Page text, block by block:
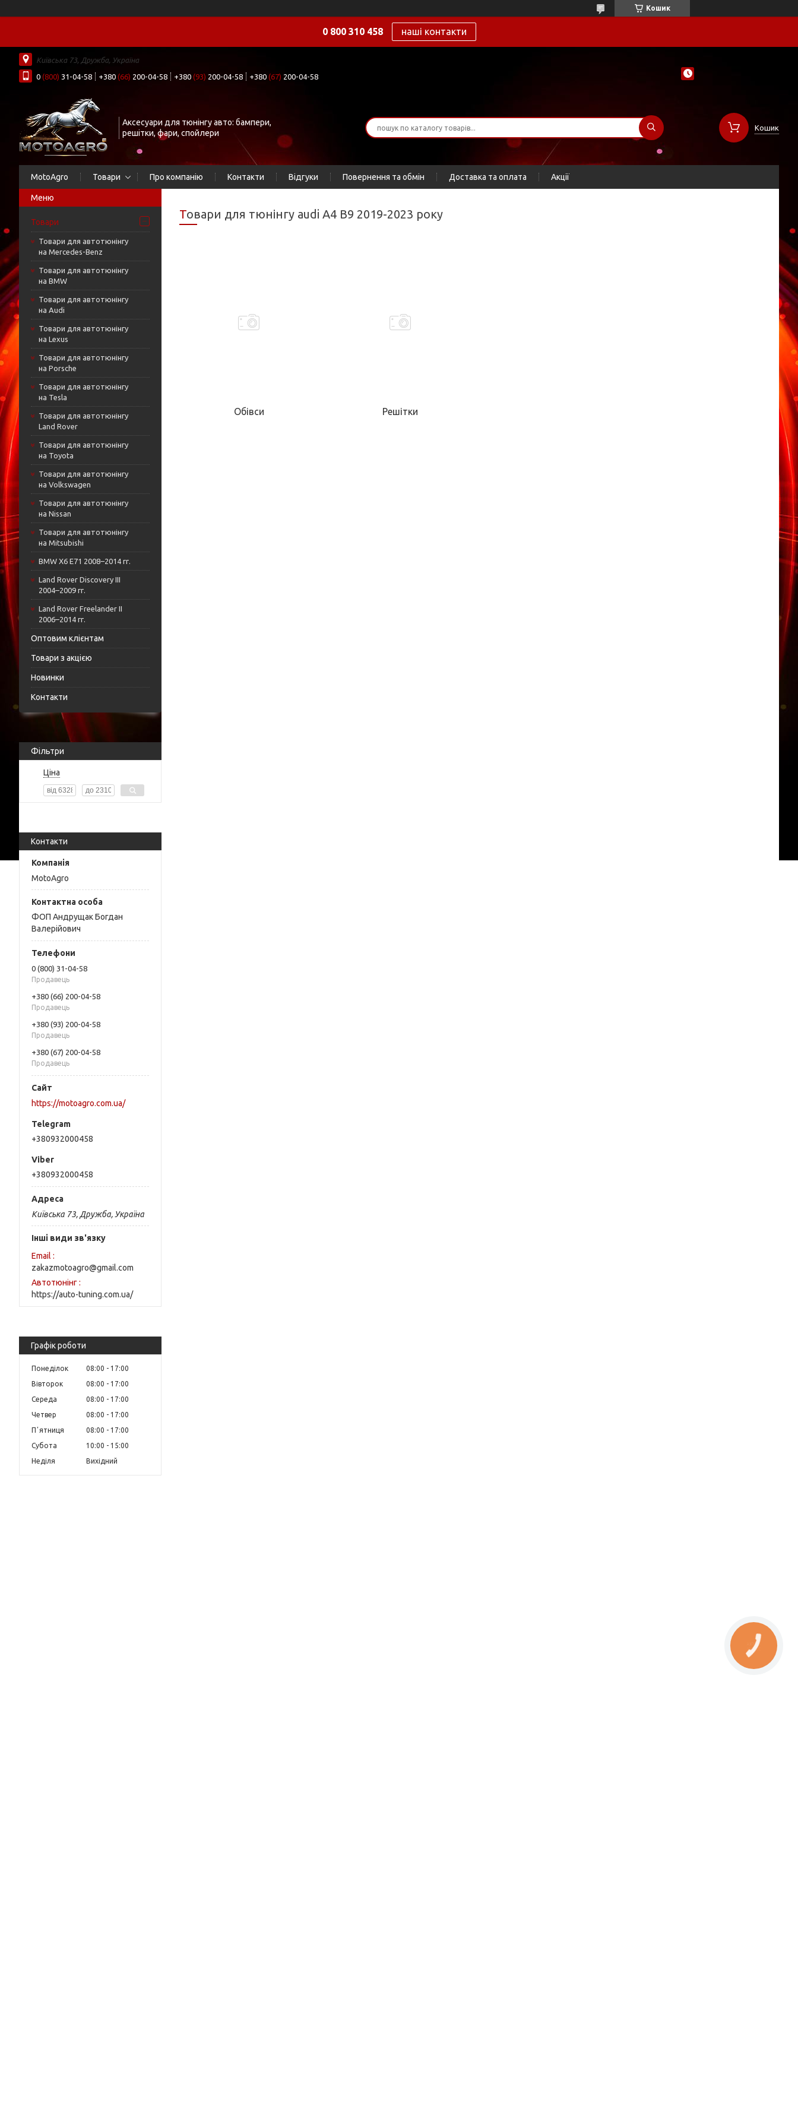
Кошик
0 800 310 458 наші контакти
Київська 73, Дружба, Україна
0 (800) 31-04-58 +380 (66) 200-04-58 +380 (93) 200-04-58 +380 (67) 200-04-58
Аксесуари для тюнінгу авто: бампери,
решітки, фари, спойлери
Кошик
MotoAgro Товари Про компанію Контакти Відгуки Повернення та обмін Доставка та оплата Акції
Товари
Товари для автотюнінгу
на Mercedes-Benz
Товари для автотюнінгу
на BMW
Товари для автотюнінгу
на Audi
Товари для автотюнінгу
на Lexus
Товари для автотюнінгу
на Porsche
Товари для автотюнінгу
на Tesla
Товари для автотюнінгу
Land Rover
Товари для автотюнінгу
на Toyota
Товари для автотюнінгу
на Volkswagen
Товари для автотюнінгу
на Nissan
Товари для автотюнінгу
на Mitsubishi
BMW X6 E71 2008–2014 гг.
Land Rover Discovery III
2004–2009 гг.
Land Rover Freelander II
2006–2014 гг.
Оптовим клієнтам
Товари з акцією
Новинки
Контакти
Фільтри
Ціна
Контакти
MotoAgro
ФОП Андрущак Богдан
Валерійович
0 (800) 31-04-58
Продавець
+380 (66) 200-04-58
Продавець
+380 (93) 200-04-58
Продавець
+380 (67) 200-04-58
Продавець
https://motoagro.com.ua/
+380932000458
+380932000458
Київська 73, Дружба, Україна
Інші види зв'язку
Email
zakazmotoagro@gmail.com
Автотюнінг
https://auto-tuning.com.ua/
Графік роботи
Понеділок 08:00
17:00
Вівторок
08:00
17:00
Середа
08:00
17:00
Четвер
08:00
17:00
Пʼятниця
08:00
17:00
Субота
10:00
15:00
Неділя
Вихідний
Товари для тюнінгу audi A4 B9 2019-2023 року
Обівси Решітки